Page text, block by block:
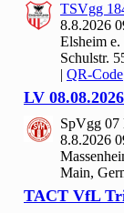
TSVgg
8.8.2026
Elsheim
Schulstr.
| QR-Code
LV 08.08.
SpVgg 07
8.8.2026
Main,
TACT VfL